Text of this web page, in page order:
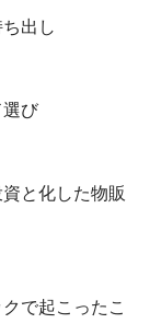
出し
び
と化した物販
で起こったこ